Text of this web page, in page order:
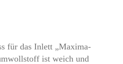
für das Inlett „Maxima-
ist weich und